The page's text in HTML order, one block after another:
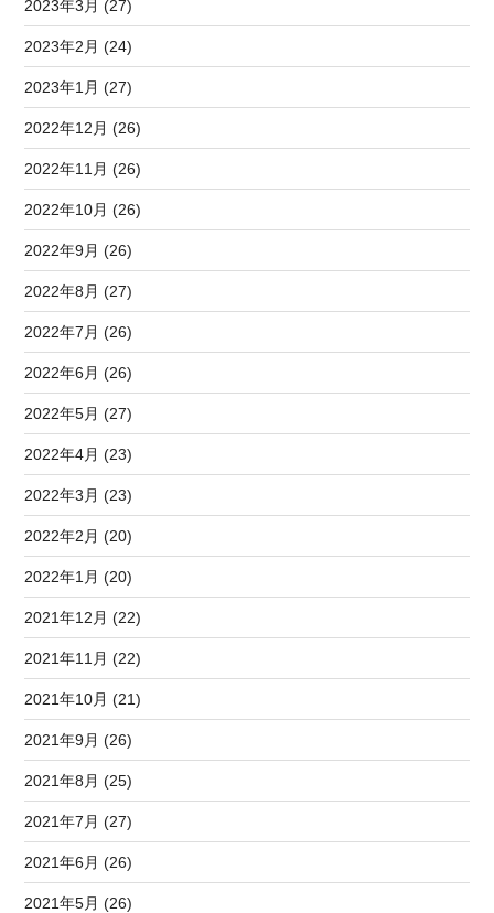
2023年3月 (27)
2023年2月 (24)
2023年1月 (27)
2022年12月 (26)
2022年11月 (26)
2022年10月 (26)
2022年9月 (26)
2022年8月 (27)
2022年7月 (26)
2022年6月 (26)
2022年5月 (27)
2022年4月 (23)
2022年3月 (23)
2022年2月 (20)
2022年1月 (20)
2021年12月 (22)
2021年11月 (22)
2021年10月 (21)
2021年9月 (26)
2021年8月 (25)
2021年7月 (27)
2021年6月 (26)
2021年5月 (26)